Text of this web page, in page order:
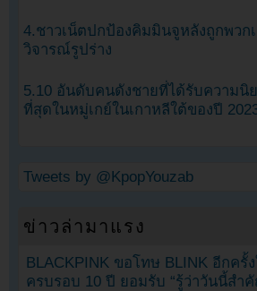
4.ชาวเน็ตปกป้องคิมมินจูหลังถูกพวก
วิจารณ์รูปร่าง
5.10 อันดับคนดังชายที่ได้รับความนิ
ที่สุดในหมู่เกย์ในเกาหลีใต้ของปี
Tweets by @KpopYouzab
ข่าวล่ามาแรง
BLACKPINK ขอโทษ BLINK อีกครั้
ครบรอบ 10 ปี ยอมรับ “รู้ว่าวันนี้สำ